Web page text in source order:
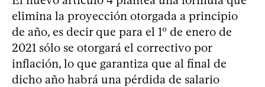
elimina la proyección otorgada a principio
de año, es decir que para el 1º de enero de
2021 sólo se otorgará el correctivo por
inflación, lo que garantiza que al final de
dicho año habrá una pérdida de salario